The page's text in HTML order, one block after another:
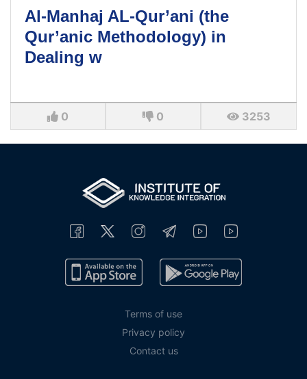
Al-Manhaj AL-Qur’ani (the
Qur’anic Methodology) in
Dealing w
0 0 3253
Terms of use
Privacy policy
Contact us